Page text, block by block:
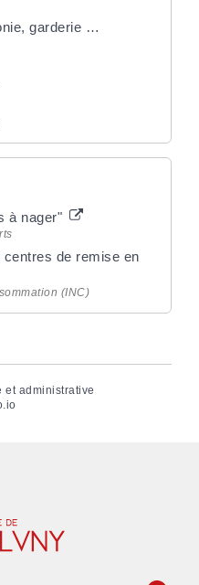
garderie …
à nager"
de remise en
(INC)
et administrative